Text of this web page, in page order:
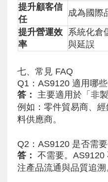
提升顧客信
任
成為國際
提升營運效
率
系統化倉
與延誤
七、常見 FAQ
Q1：AS9120 適用哪些
答：
主要適用於「非
例如：零件貿易商、
料供應商。
Q2：AS9120 是否需
答： 不需要。AS9120
注產品流通與品質追溯